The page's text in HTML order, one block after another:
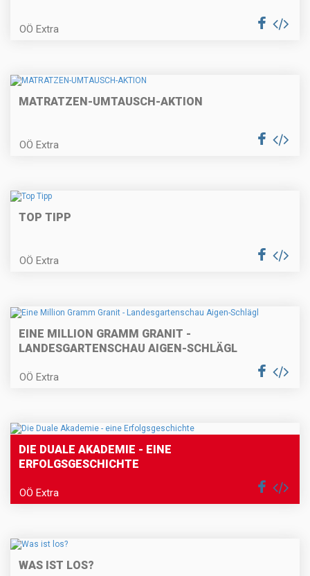
OÖ Extra
MATRATZEN-UMTAUSCH-AKTION
OÖ Extra
TOP TIPP
OÖ Extra
EINE MILLION GRAMM GRANIT -
LANDESGARTENSCHAU AIGEN-SCHLÄGL
OÖ Extra
DIE DUALE AKADEMIE - EINE
ERFOLGSGESCHICHTE
OÖ Extra
WAS IST LOS?